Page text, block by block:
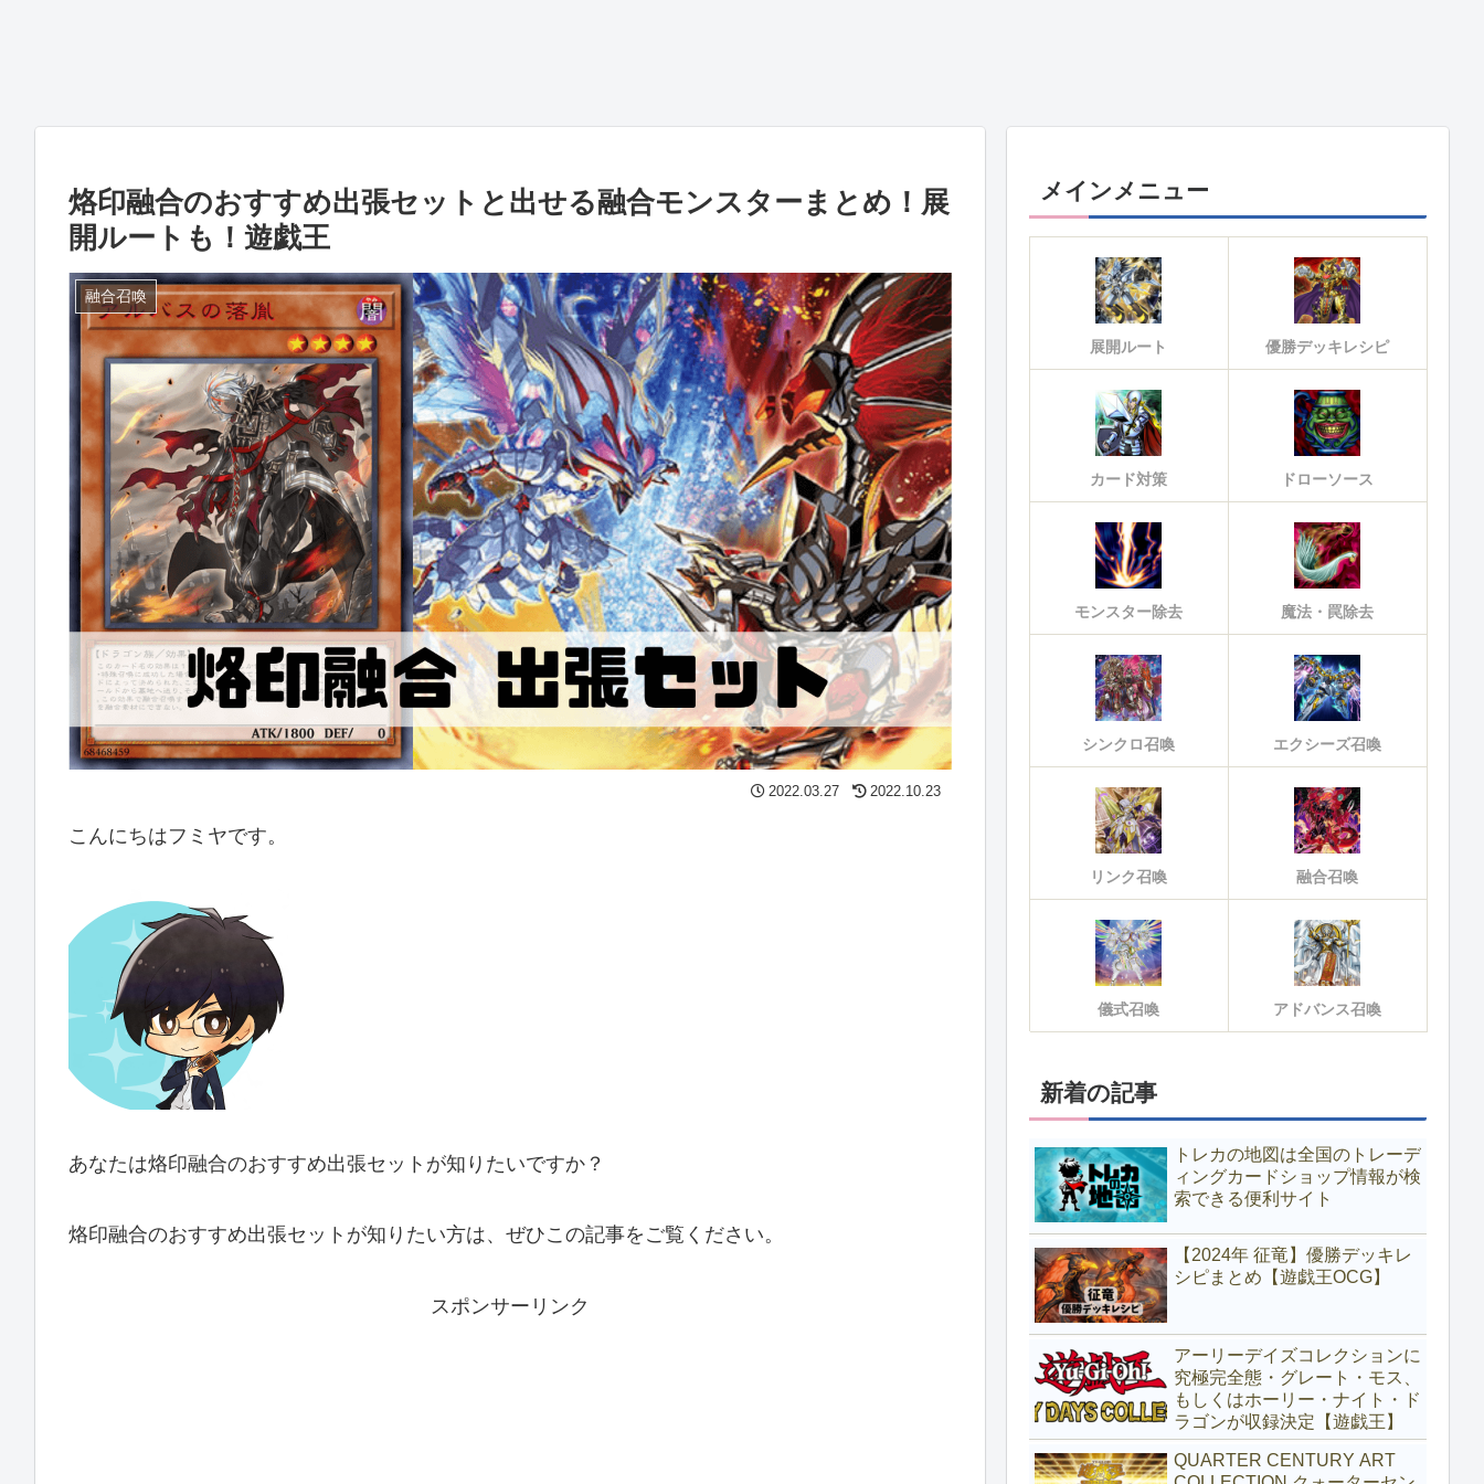
烙印融合のおすすめ出張セットと出せる融合モンスターまとめ！展
開ルートも！遊戯王
融合召喚
2022.03.27 2022.10.23
こんにちはフミヤです。
あなたは烙印融合のおすすめ出張セットが知りたいですか？
烙印融合のおすすめ出張セットが知りたい方は、ぜひこの記事をご覧ください。
スポンサーリンク
メインメニュー
展開ルート 優勝デッキレシピ
カード対策 ドローソース
モンスター除去 魔法・罠除去
シンクロ召喚 エクシーズ召喚
リンク召喚 融合召喚
儀式召喚 アドバンス召喚
新着の記事
トレカの地図は全国のトレーデ
ィングカードショップ情報が検
索できる便利サイト
【2024年 征竜】優勝デッキレ
シピまとめ【遊戯王OCG】
アーリーデイズコレクションに
究極完全態・グレート・モス、
もしくはホーリー・ナイト・ド
ラゴンが収録決定【遊戯王】
QUARTER CENTURY ART